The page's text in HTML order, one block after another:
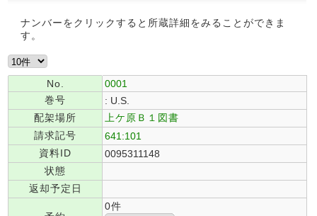
ナンバーをクリックすると所蔵詳細をみることができま
す。
No.
0001
巻号
: U.S.
配架場所
上ケ原Ｂ１図書
請求記号
641:101
資料ID
0095311148
状態
返却予定日
0件